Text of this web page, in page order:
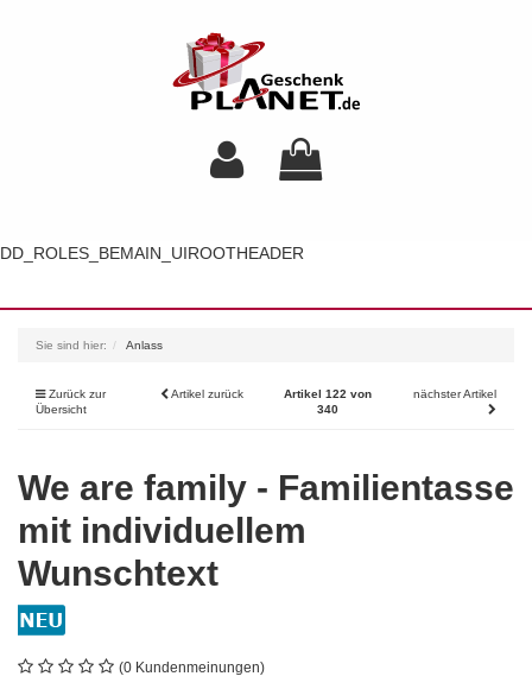
DD_ROLES_BEMAIN_UIROOTHEADER
Sie sind hier: Anlass
Zurück zur
Übersicht
Artikel zurück
Artikel 122 von
340
nächster Artikel
We are family - Familientasse
mit individuellem
Wunschtext
(0 Kundenmeinungen)